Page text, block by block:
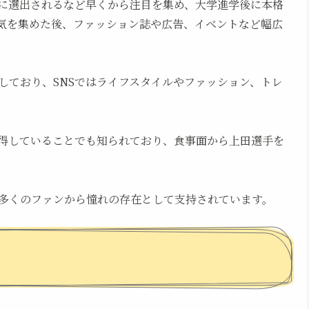
出されるなど早くから注目を集め、大学進学後に本格
集めた後、ファッション誌や広告、イベントなど幅広
おり、SNSではライフスタイルやファッション、トレ
ていることでも知られており、食事面から上田選手を
のファンから憧れの存在として支持されています。